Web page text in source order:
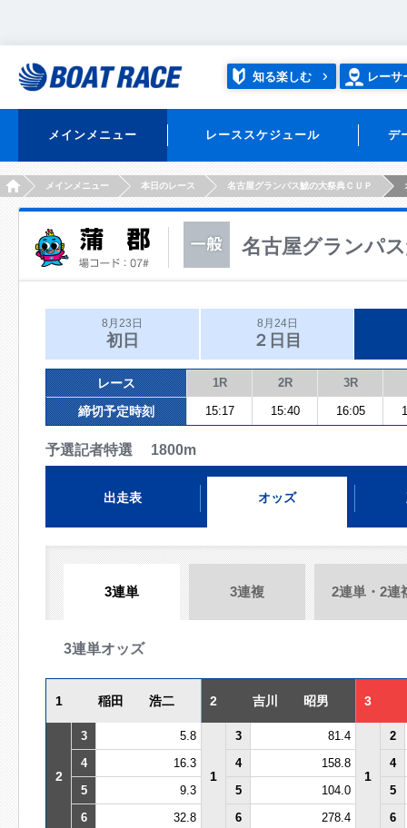
知る楽しむ レーサ
メインメニュー レーススケジュール デ
HOMEメインメニュー 本日のレース 名古屋グランパス鯱の大祭典ＣＵＰ
名古屋グランパ
8月23日
初日
8月24日
２日目
レース 1R 2R 3R
締切予定時刻 15:17 15:40 16:05
予選記者特選 1800m
出走表 オッズ
3連単 3連複 2連単・2連
3連単オッズ
1 稲田 浩二 2 吉川 昭男 3
2
3 5.8
1
3 81.4
1
2
4
16.3 4 158.8
4
5
9.3 5 104.0
5
6
32.8 6 278.4 6